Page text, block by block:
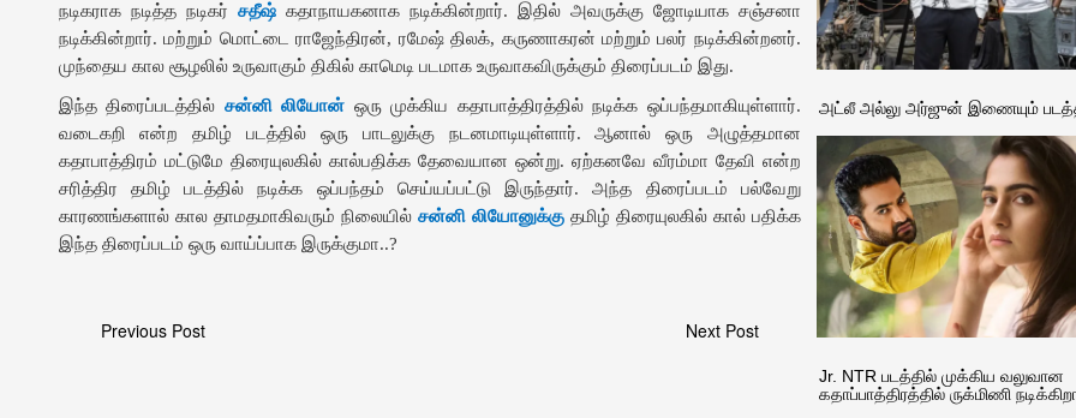
நடிகராக நடித்த நடிகர் சதீஷ்கதாநாயகனாக நடிக்கின்றார். இதில் அவருக்கு ஜோடியாக சஞ்சனா
நடிக்கின்றார். மற்றும் மொட்டை ராஜேந்திரன், ரமேஷ் திலக், கருணாகரன் மற்றும் பலர் நடிக்கின்றனர்.
முந்தைய கால சூழலில் உருவாகும் திகில் காமெடி படமாக உருவாகவிருக்கும் திரைப்படம் இது.
இந்த திரைப்படத்தில் சன்னி லியோன் ஒரு முக்கிய கதாபாத்திரத்தில் நடிக்க ஒப்பந்தமாகியுள்ளார்.
வடைகறி என்ற தமிழ் படத்தில் ஒரு பாடலுக்கு நடனமாடியுள்ளார். ஆனால் ஒரு அழுத்தமான
கதாபாத்திரம் மட்டுமே திரையுலகில் கால்பதிக்க தேவையான ஒன்று. ஏற்கனவே வீரம்மா தேவி என்ற
சரித்திர தமிழ் படத்தில் நடிக்க ஒப்பந்தம் செய்யப்பட்டு இருந்தார். அந்த திரைப்படம் பல்வேறு
காரணங்களால் கால தாமதமாகிவரும் நிலையில் சன்னி லியோனுக்குதமிழ் திரையுலகில் கால் பதிக்க
இந்த திரைப்படம் ஒரு வாய்ப்பாக இருக்குமா..?
Previous Post Next Post
அட்லீ அல்லு அர்ஜுன் இணையும்
Jr. NTR படத்தில் முக்கிய வலுவான
கதாப்பாத்திரத்தில் ருக்மிணி